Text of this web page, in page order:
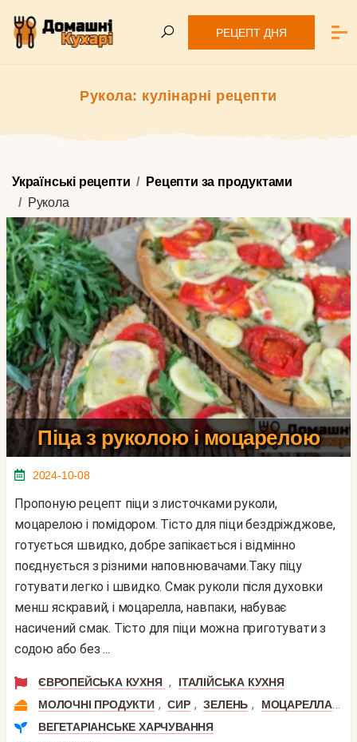
РЕЦЕПТ ДНЯ
Рукола: кулінарні рецепти
Українські рецепти
Рецепти за продуктами
Рукола
Піца з руколою і моцарелою
2024-10-08
Пропоную рецепт піци з листочками руколи,
моцарелою і помідором. Тісто для піци бездріжджове,
готується швидко, добре запікається і відмінно
поєднується з різними наповнювачами.Таку піцу
готувати легко і швидко. Смак руколи після духовки
менш яскравий, і моцарелла, навпаки, набуває
насичений смак. Тісто для піци можна приготувати з
содою або без ...
ЄВРОПЕЙСЬКА КУХНЯ ,
ІТАЛІЙСЬКА КУХНЯ
МОЛОЧНІ ПРОДУКТИ , СИР , ЗЕЛЕНЬ , МОЦАРЕЛЛА ,
ВЕГЕТАРІАНСЬКЕ ХАРЧУВАННЯ